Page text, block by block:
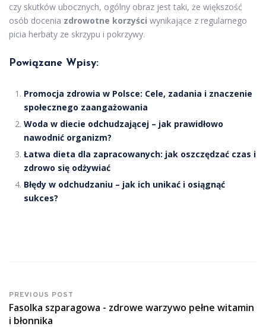
czy skutków ubocznych, ogólny obraz jest taki, że większość
osób docenia zdrowotne korzyści wynikające z regularnego
picia herbaty ze skrzypu i pokrzywy.
Powiązane Wpisy:
Promocja zdrowia w Polsce: Cele, zadania i znaczenie
społecznego zaangażowania
Woda w diecie odchudzającej – jak prawidłowo
nawodnić organizm?
Łatwa dieta dla zapracowanych: jak oszczędzać czas i
zdrowo się odżywiać
Błędy w odchudzaniu – jak ich unikać i osiągnąć
sukces?
PREVIOUS POST
Fasolka szparagowa - zdrowe warzywo pełne witamin
i błonnika